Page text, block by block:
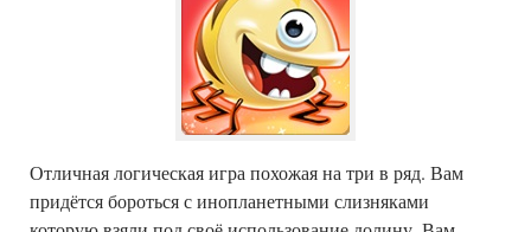
Отличная логическая игра похожая на три в ряд. Вам
придётся бороться с инопланетными слизняками